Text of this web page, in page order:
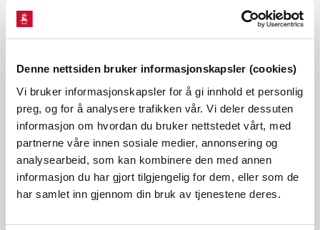
Denne nettsiden bruker informasjonskapsler (cookies)
Vi bruker informasjonskapsler for å gi innhold et personlig
preg, og for å analysere trafikken vår. Vi deler dessuten
informasjon om hvordan du bruker nettstedet vårt, med
partnerne våre innen sosiale medier, annonsering og
analysearbeid, som kan kombinere den med annen
informasjon du har gjort tilgjengelig for dem, eller som de
har samlet inn gjennom din bruk av tjenestene deres.
blir også fokus på valg av tiltakskategori og tilhørende
som kan gjennomføres uten geoteknisk kompetanse.
Seminaret varer fra 12.00 – 14.30, og det blir mulighet for å
stille spørsmål underveis. Seminaret blir tatt opp og lagt
ut på NVEs nettsider i etterkant.